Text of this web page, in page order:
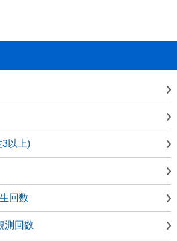
3以上)
回数
測回数